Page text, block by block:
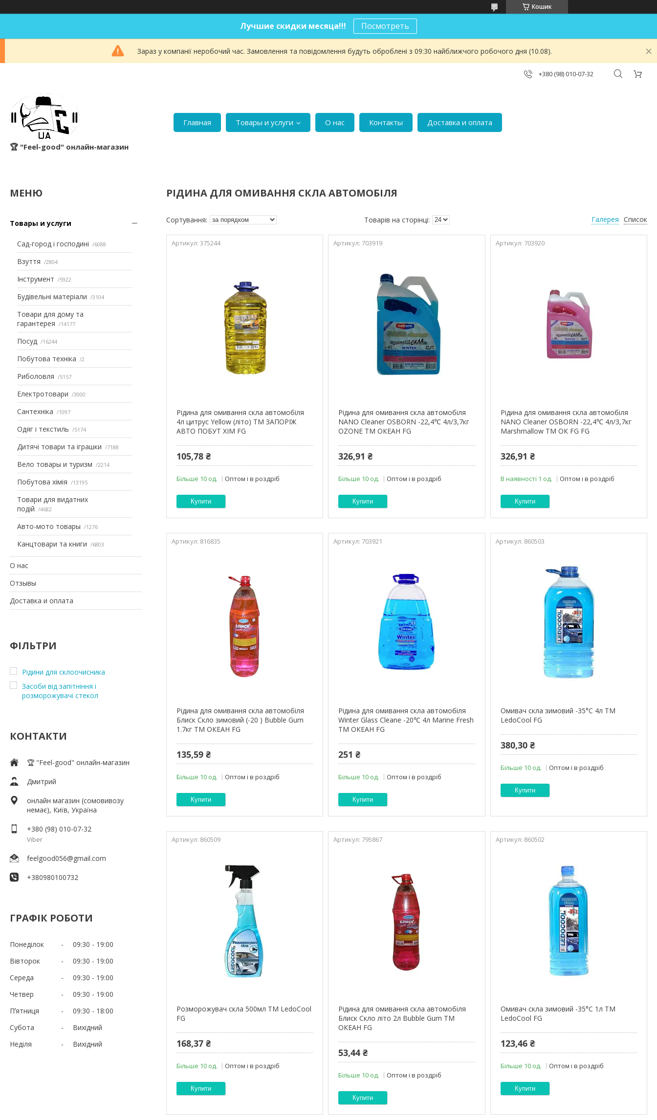
Кошик
Лучшие скидки месяца!!! Посмотреть
Зараз у компанії неробочий час. Замовлення та повідомлення будуть оброблені з 09:30 найближчого робочого дня (10.08).
+380 (98) 010-07-32
🏆 "Feel-good" онлайн-магазин
Главная Товары и услуги О нас Контакты Доставка и оплата
Товары и услуги
Сад-город і господині 6088
Взуття 2804
Інструмент 5922
Будівельні матеріали 3104
Товари для дому та
гарантерея
14177
Посуд 16244
Побутова техніка 2
Риболовля 5157
Електротовари 3000
Сантехніка 1097
Одяг і текстиль 5174
Дитячі товари та іграшки 7188
Вело товары и туризм 2214
Побутова хімія 13195
Товари для видатних
подій
4682
Авто-мото товары 1276
Канцтовари та книги 6803
О нас
Отзывы
Доставка и оплата
ФІЛЬТРИ
Рідини для склоочисника
Засоби від запітніння і
розморожувачі стекол
КОНТАКТИ
🏆 "Feel-good" онлайн-магазин
Дмитрий
онлайн магазин (сомовивозу
немає), Київ, Україна
+380 (98) 010-07-32
Viber
feelgood056@gmail.com
+380980100732
ГРАФІК РОБОТИ
Понеділок 09:30
19:00
Вівторок
09:30
19:00
Середа
09:30
19:00
Четвер
09:30
19:00
Пʼятниця
09:30
18:00
Субота
Вихідний
Неділя
Вихідний
РІДИНА ДЛЯ ОМИВАННЯ СКЛА АВТОМОБІЛЯ
Галерея Список
375244
Рідина для омивання скла автомобіля
4л цитрус Yellow (літо) ТМ ЗАПОРІЖ
АВТО ПОБУТ ХІМ FG
105,78 ₴
Більше 10 од. Оптом і в роздріб
Купити
703919
Рідина для омивання скла автомобіля
NANO Cleaner OSBORN -22,4℃ 4л/3,7кг
OZONE ТМ ОКЕАН FG
326,91 ₴
Більше 10 од. Оптом і в роздріб
Купити
703920
Рідина для омивання скла автомобіля
NANO Cleaner OSBORN -22,4℃ 4л/3,7кг
Marshmallow ТМ ОК FG FG
326,91 ₴
В наявності 1 од. Оптом і в роздріб
Купити
816835
Рідина для омивання скла автомобіля
Блиск Скло зимовий (-20 ) Bubble Gum
1.7кг ТМ ОКЕАН FG
135,59 ₴
Більше 10 од. Оптом і в роздріб
Купити
703921
Рідина для омивання скла автомобіля
Winter Glass Сleane -20℃ 4л Marine Fresh
ТМ ОКЕАН FG
251 ₴
Більше 10 од. Оптом і в роздріб
Купити
860503
Омивач скла зимовий -35°С 4л ТМ
LedoCool FG
380,30 ₴
Більше 10 од. Оптом і в роздріб
Купити
860509
Розморожувач скла 500мл ТМ LedoCool
FG
168,37 ₴
Більше 10 од. Оптом і в роздріб
Купити
795867
Рідина для омивання скла автомобіля
Блиск Скло літо 2л Bubble Gum ТМ
ОКЕАН FG
53,44 ₴
Більше 10 од. Оптом і в роздріб
Купити
860502
Омивач скла зимовий -35°С 1л ТМ
LedoCool FG
123,46 ₴
Більше 10 од. Оптом і в роздріб
Купити